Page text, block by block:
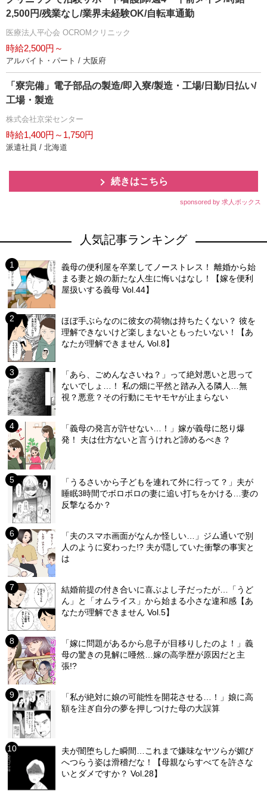
2,500円/残業なし/業界未経験OK/自転車通勤
医療法人平心会 OCROMクリニック
時給2,500円～
アルバイト・パート / 大阪府
「寮完備」電子部品の製造/即入寮/製造・工場/日勤/日払い/
工場・製造
株式会社京栄センター
時給1,400円～1,750円
派遣社員 / 北海道
続きはこちら
sponsored by 求人ボックス
人気記事ランキング
義母の便利屋を卒業してノーストレス！ 離婚から始
まる妻と娘の新たな人生に悔いはなし！【嫁を便利
屋扱いする義母 Vol.44】
ほぼ手ぶらなのに彼女の荷物は持ちたくない？ 彼を
理解できないけど楽しまないともったいない！【あ
なたが理解できません Vol.8】
「あら、ごめんなさいね？」って絶対悪いと思って
ないでしょ…！ 私の畑に平然と踏み入る隣人…無
視？悪意？その行動にモヤモヤが止まらない
「義母の発言が許せない…！」嫁が義母に怒り爆
発！ 夫は仕方ないと言うけれど諦めるべき？
「うるさいから子どもを連れて外に行って？」夫が
睡眠3時間でボロボロの妻に追い打ちをかける…妻の
反撃なるか？
「夫のスマホ画面がなんか怪しい…」ジム通いで別
人のように変わった!? 夫が隠していた衝撃の事実と
は
結婚前提の付き合いに喜ぶよし子だったが…「うど
ん」と「オムライス」から始まる小さな違和感【あ
なたが理解できません Vol.5】
「嫁に問題があるから息子が目移りしたのよ！」義
母の驚きの見解に唖然…嫁の高学歴が原因だと主
張!?
「私が絶対に娘の可能性を開花させる…！」娘に高
額を注ぎ自分の夢を押しつけた母の大誤算
夫が闇堕ちした瞬間…これまで嫌味なヤツらが媚び
へつらう姿は滑稽だな！【母親ならすべてを許さな
いとダメですか？ Vol.28】